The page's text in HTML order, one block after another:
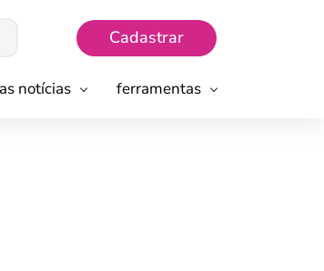
Cadastrar
notícias ferramentas